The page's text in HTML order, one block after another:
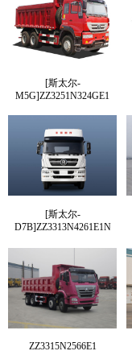
[斯太尔-
M5G]ZZ3251N324GE1
[斯太尔-
D7B]ZZ3313N4261E1N
ZZ3315N2566E1